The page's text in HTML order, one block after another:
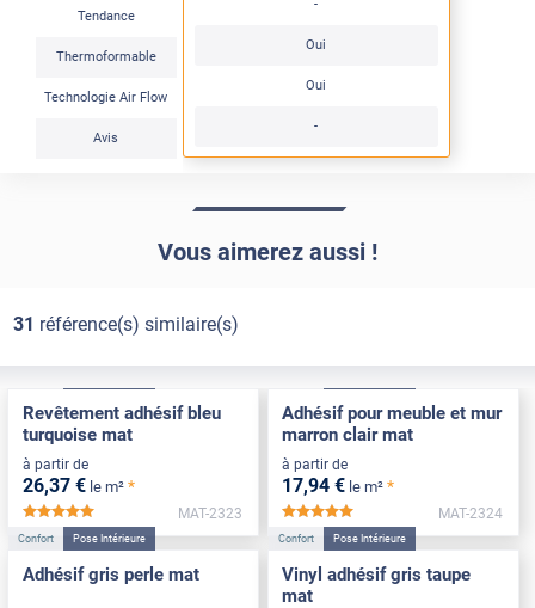
Tendance
Thermoformable
Technologie Air Flow
Avis
-
Oui
Oui
-
Vous aimerez aussi !
31 référence(s) similaire(s)
Revêtement adhésif bleu
turquoise mat
à partir de
26,37 € le m² *
*****
MAT-2323
Adhésif pour meuble et mur
marron clair mat
à partir de
17,94 € le m² *
MAT-2324
Confort Pose Intérieure
Adhésif gris perle mat
Confort Pose Intérieure
Vinyl adhésif gris taupe
mat